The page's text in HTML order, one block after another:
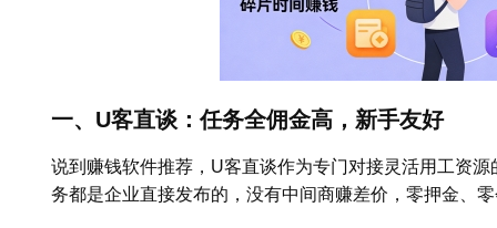
一、U客直谈：任务全佣金高，新手友好
说到赚钱软件推荐，U客直谈作为专门对接灵活用工资
务都是企业直接发布的，没有中间商赚差价，零押金、